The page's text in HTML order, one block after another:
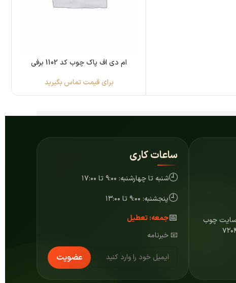
ام دی اف پاک چوب کد 1102 برفی
برای قیمت تماس بگیرید
سایت چوب
ساعات کاری
🕘شنبه تا چهارشنبه: ۹:۰۰ تا ۱۷:۰۰
🕘پنجشنبه: ۹:۰۰ تا ۱۳:۰۰
📅جمعه: تعطیل
📧 خبرنامه
عضویت